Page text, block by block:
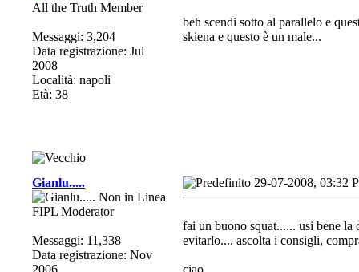
All the Truth Member
Messaggi: 3,204
Data registrazione: Jul
2008
Località: napoli
Età: 38
beh scendi sotto al parallelo e
skiena e questo è un male...
Gianlu.....
FIPL Moderator
Messaggi: 11,338
Data registrazione: Nov
2006
29-07-2008, 03:32
fai un buono squat...... usi bene la
evitarlo.... ascolta i consigli,
ciao